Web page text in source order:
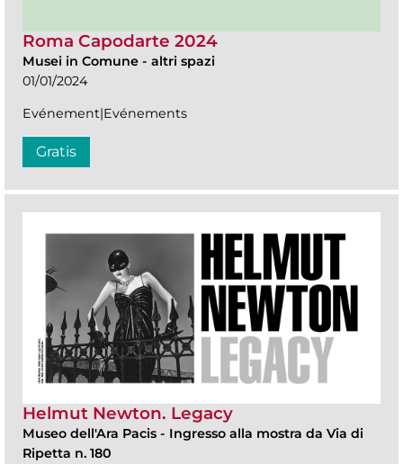
Roma Capodarte 2024
Musei in Comune - altri spazi
01/01/2024
Evénement|Evénements
Gratis
Helmut Newton. Legacy
Museo dell'Ara Pacis - Ingresso alla mostra da Via di
Ripetta n. 180